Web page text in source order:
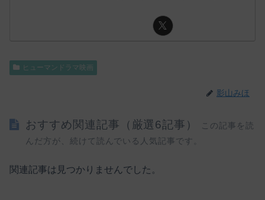
ヒューマンドラマ映画
影山みほ
おすすめ関連記事（厳選6記事）
この記事を読
んだ方が、続けて読んでいる人気記事です。
関連記事は見つかりませんでした。